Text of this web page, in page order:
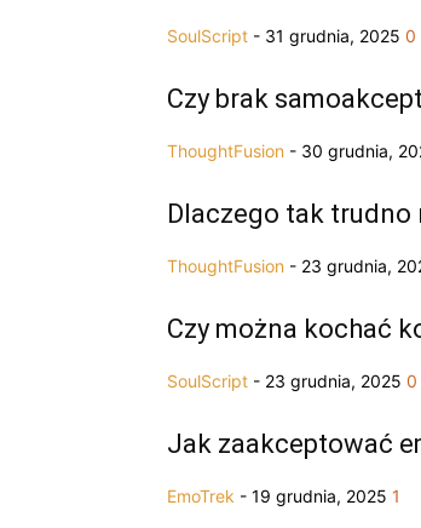
SoulScript - 31 grudnia, 2025 0
Czy brak
ThoughtFusion - 30 grudnia,
Dlaczego tak trudno
ThoughtFusion - 23 grudnia,
Czy można kochać
SoulScript - 23 grudnia, 2025 0
Jak zaakceptować
EmoTrek - 19 grudnia, 2025 1